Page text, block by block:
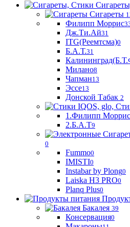
Сигареты
Филипп Моррис
Дж.Ти.Ай31
ITG(Реемтсма)0
Б.А.Т.31
Милано8
Чапман13
Эссе13
Донской Табак 2
1.Филипп Моррис
2.Б.А.Т9
0
Fummo0
IMISTI0
Instabar by Plong0
Laiska H3 PRO0
Planq Plus0
Бакалея 39
Консервация0